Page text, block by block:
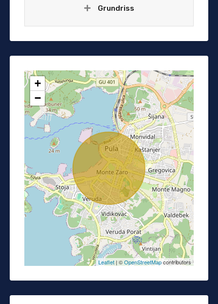
Grundriss
+
−
Leaflet | ©OpenStreetMapcontributors